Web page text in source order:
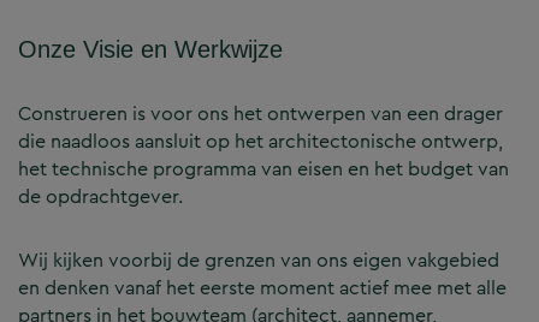
Onze Visie en Werkwijze
Construeren is voor ons het ontwerpen van een drager
die naadloos aansluit op het architectonische ontwerp,
het technische programma van eisen en het budget van
de opdrachtgever.
Wij kijken voorbij de grenzen van ons eigen vakgebied
en denken vanaf het eerste moment actief mee met alle
partners in het bouwteam (architect, aannemer,